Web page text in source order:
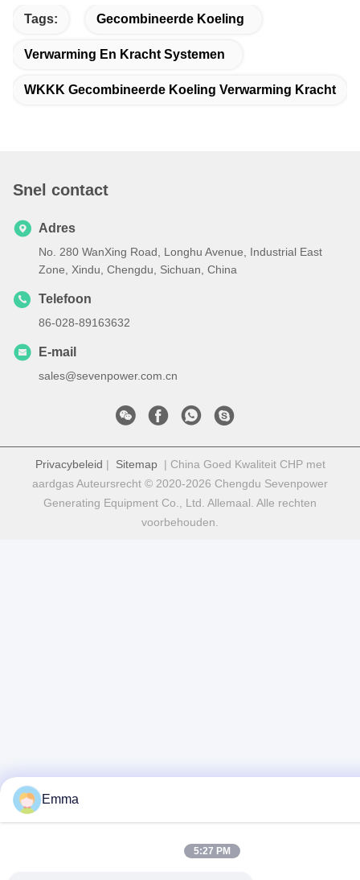
Tags: Gecombineerde Koeling
Verwarming En Kracht Systemen
WKKK Gecombineerde Koeling Verwarming Kracht
Snel contact
Adres
No. 280 WanXing Road, Longhu Avenue, Industrial East
Zone, Xindu, Chengdu, Sichuan, China
Telefoon
86-028-89163632
E-mail
sales@sevenpower.com.cn
Privacybeleid | Sitemap| China Goed Kwaliteit CHP met
aardgas Auteursrecht © 2020-2026 Chengdu Sevenpower
Generating Equipment Co., Ltd. Allemaal. Alle rechten
voorbehouden.
Emma
5:27 PM